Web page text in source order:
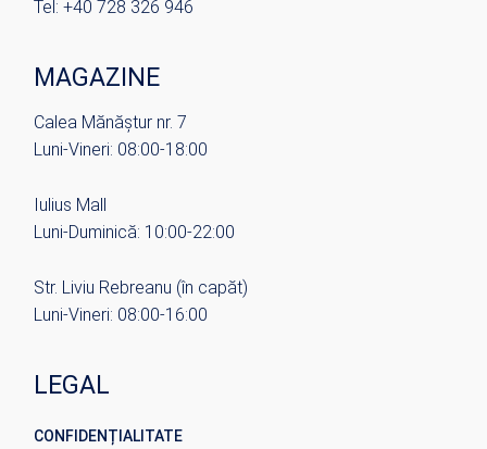
Tel: +40 728 326 946
MAGAZINE
Calea Mănăștur nr. 7
Luni-Vineri: 08:00-18:00
Iulius Mall
Luni-Duminică: 10:00-22:00
Str. Liviu Rebreanu (în capăt)
Luni-Vineri: 08:00-16:00
LEGAL
CONFIDENȚIALITATE